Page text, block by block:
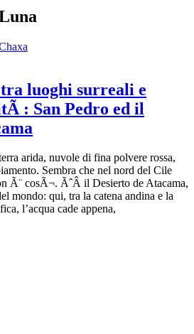
luoghi surreali e
: San Pedro ed il
arida, nuvole di fina polvere rossa,
Sembra che nel nord del Cile
Ã¨ cosÃ¬. ÃˆÂ il Desierto de Atacama,
mondo: qui, tra la catena andina e la
l’acqua cade appena,